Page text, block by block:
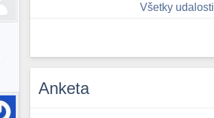
Všetky udalosti
Anketa